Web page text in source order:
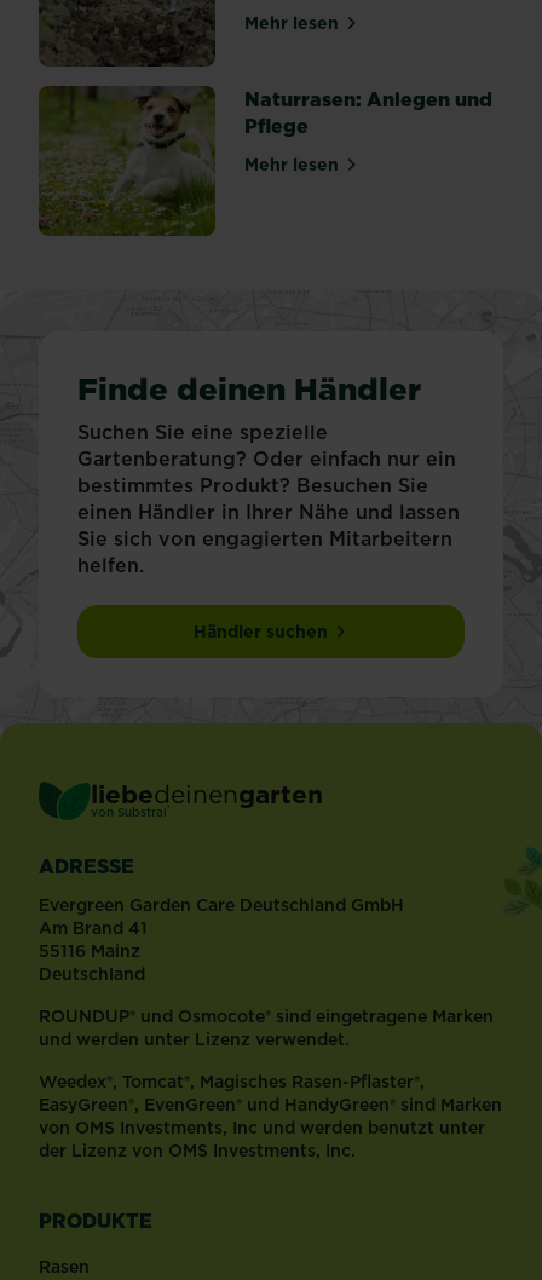
Mehr lesenüber Gemüsebeet
Naturrasen: Anlegen und
Pflege
Mehr lesenüber Naturrasen: Anlegen
Finde deinen Händler
Suchen Sie eine spezielle
Gartenberatung? Oder einfach nur ein
bestimmtes Produkt? Besuchen Sie
einen Händler in Ihrer Nähe und lassen
Sie sich von engagierten Mitarbeitern
helfen.
Händler suchen
liebedeinengarten
von Substral ®
ADRESSE
Evergreen Garden Care Deutschland GmbH
Am Brand 41
55116 Mainz
Deutschland
ROUNDUP® und Osmocote® sind eingetragene Marken
und werden unter Lizenz verwendet.
Weedex®, Tomcat®, Magisches Rasen-Pflaster®,
EasyGreen®, EvenGreen® und HandyGreen® sind Marken
von OMS Investments, Inc und werden benutzt unter
der Lizenz von OMS Investments, Inc.
PRODUKTE
Rasen